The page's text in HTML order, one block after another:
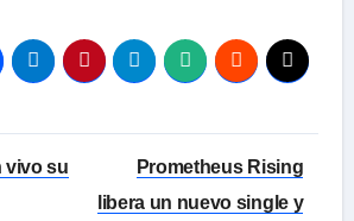
vivo su
Prometheus Rising
libera un nuevo single y